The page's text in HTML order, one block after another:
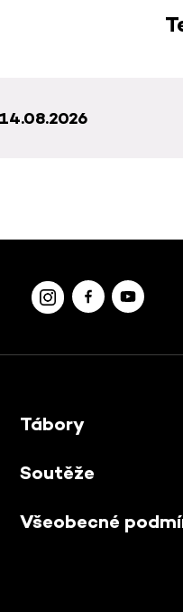
Tábory
Soutěže
Všeobecné